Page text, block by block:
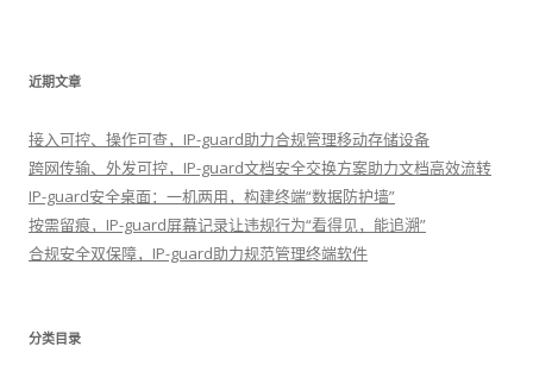
近期文章
接入可控、操作可查，IP-guard助力合规管理移动存储设备
跨网传输、外发可控，IP-guard文档安全交换方案助力文档高效流转
IP-guard安全桌面：一机两用，构建终端“数据防护墙”
按需留痕，IP-guard屏幕记录让违规行为“看得见，能追溯”
合规安全双保障，IP-guard助力规范管理终端软件
分类目录